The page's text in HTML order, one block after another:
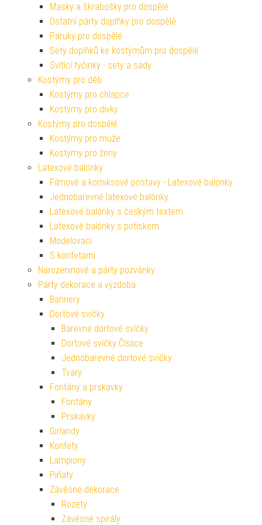
Masky a škrabošky pro dospělé
Ostatní párty doplňky pro dospělé
Paruky pro dospělé
Sety doplňků ke kostýmům pro dospělé
Svítící tyčinky - sety a sady
Kostýmy pro děti
Kostýmy pro chlapce
Kostýmy pro dívky
Kostýmy pro dospělé
Kostýmy pro muže
Kostýmy pro ženy
Latexové balónky
Filmové a komiksové postavy - Latexové balónky
Jednobarevné latexové balónky
Latexové balónky s českým textem
Latexové balónky s potiskem
Modelovací
S konfetami
Narozeninové a párty pozvánky
Párty dekorace a výzdoba
Bannery
Dortové svíčky
Barevné dortové svíčky
Dortové svíčky Číslice
Jednobarevné dortové svíčky
Tvary
Fontány a prskavky
Fontány
Prskavky
Girlandy
Konfety
Lampiony
Piňaty
Závěsné dekorace
Rozety
Závěsné spirály